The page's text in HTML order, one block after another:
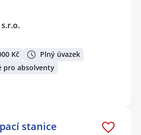
s.r.o.
Kč
Plný úvazek
pro absolventy
stanice